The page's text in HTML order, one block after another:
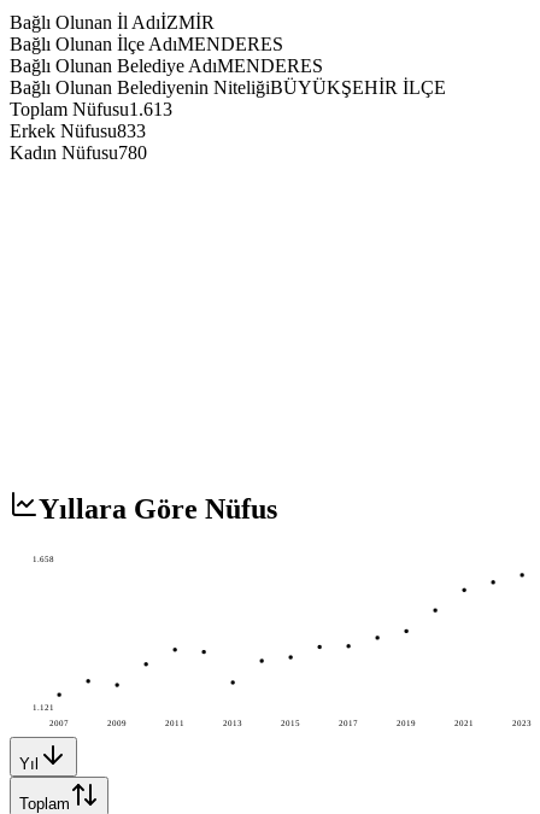
Bağlı Olunan İl AdıİZMİR
Bağlı Olunan İlçe AdıMENDERES
Bağlı Olunan Belediye AdıMENDERES
Bağlı Olunan Belediyenin NiteliğiBÜYÜKŞEHİR İLÇE
Toplam Nüfusu1.613
Erkek Nüfusu833
Kadın Nüfusu780
Yıllara Göre Nüfus
2007 2009 2011 2013 2015 2017 2019 2021 2023
1.658
1.121
Yıl
Toplam